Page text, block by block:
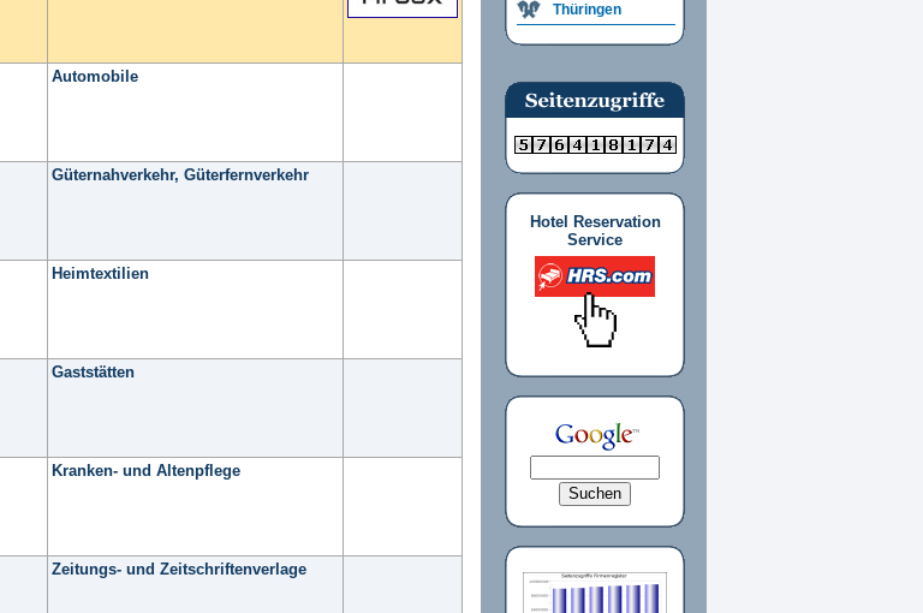
Automobile
Güternahverkehr, Güterfernverkehr
Heimtextilien
Gaststätten
Kranken- und Altenpflege
Zeitungs- und Zeitschriftenverlage
Thüringen
Hotel Reservation
Service